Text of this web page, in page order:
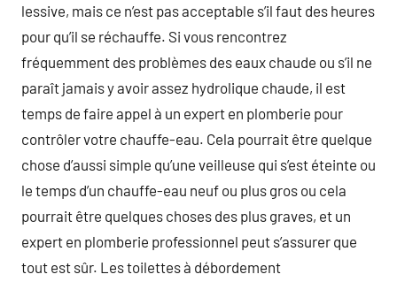
lessive, mais ce n’est pas acceptable s’il faut des heures
pour qu’il se réchauffe. Si vous rencontrez
fréquemment des problèmes des eaux chaude ou s’il ne
paraît jamais y avoir assez hydrolique chaude, il est
temps de faire appel à un expert en plomberie pour
contrôler votre chauffe-eau. Cela pourrait être quelque
chose d’aussi simple qu’une veilleuse qui s’est éteinte ou
le temps d’un chauffe-eau neuf ou plus gros ou cela
pourrait être quelques choses des plus graves, et un
expert en plomberie professionnel peut s’assurer que
tout est sûr. Les toilettes à débordement